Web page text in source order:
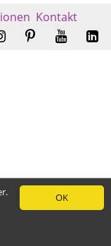
Kontakt
OK